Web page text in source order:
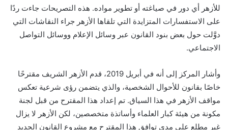
للأزهر أي دور في صياغته أو تطوير مواده. هذه التصريحات جاءت ردًا
على الاستفسارات المتزايدة التي تلقاها الأزهر جراء النقاشات التي
دوَّلت حول بعض بنود القانون عبر وسائل الإعلام ووسائل التواصل
الاجتماعي.
وأشار المركز إلى أنه في أبريل 2019، قدم الأزهر الشريف مقترحًا
خاصًا بقانون للأحوال الشخصية، والذي يتضمن رؤى شرعية تعكس
مواقف الأزهر في هذا السياق. تم إعداد هذا المقترح من قبل لجنة
مكونة من هيئة كبار العلماء وأساتذة متخصصين، لكن الأزهر لا يزال
غير مطلع على مدى توافق هذا المقترح مع مشروع القانون الجديد